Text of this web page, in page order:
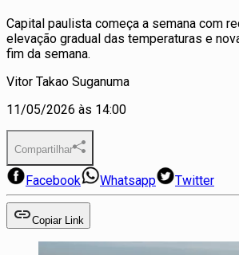
Capital paulista começa a semana com
elevação gradual das temperaturas e
fim da semana.
Vitor Takao Suganuma
11/05/2026 às 14:00
Compartilhar
Facebook Whatsapp Twitter
Copiar Link